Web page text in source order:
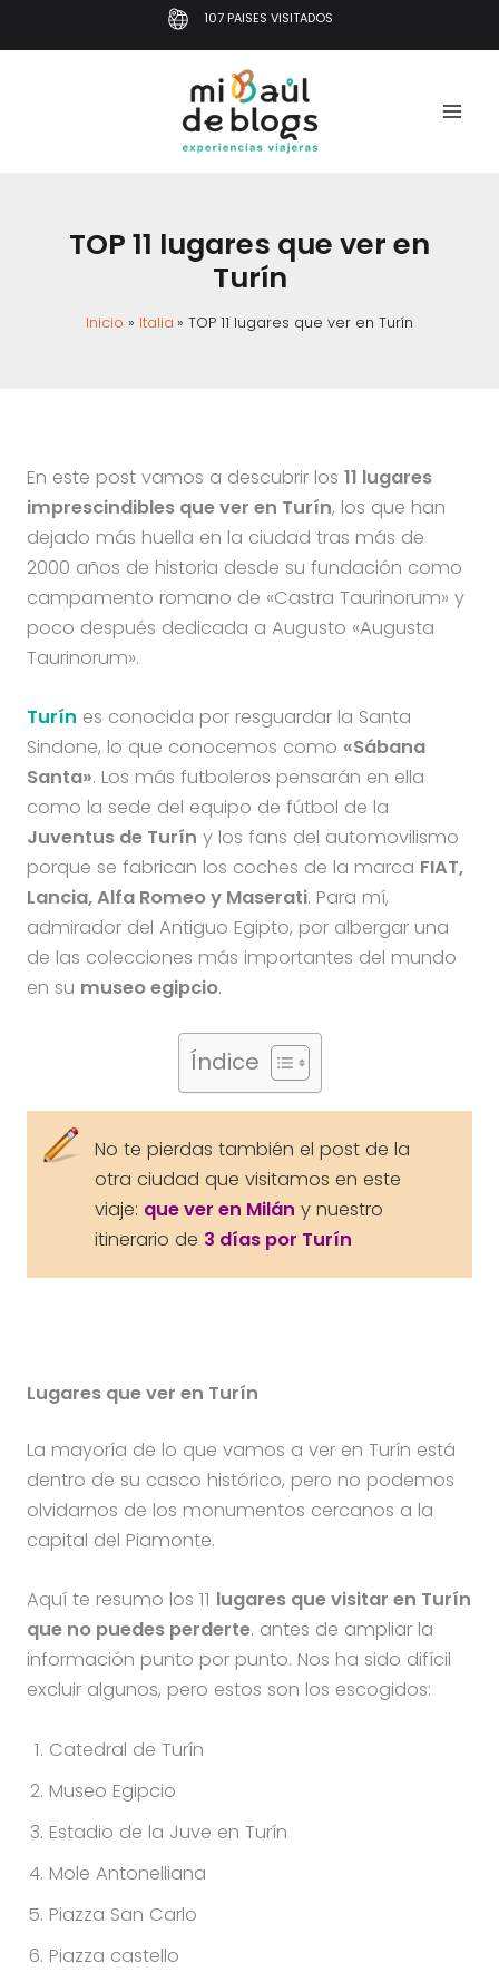
al
107 PAISES VISITADOS
TOP 11 lugares que ver en
Turín
Inicio Italia TOP 11 lugares que ver en Turín
En este post vamos a descubrir los 11 lugares
imprescindibles que ver en Turín, los que han
dejado más huella en la ciudad tras más de
2000 años de historia desde su fundación como
campamento romano de «Castra Taurinorum» y
poco después dedicada a Augusto «Augusta
Taurinorum».
Turín es conocida por resguardar la Santa
Sindone, lo que conocemos como «Sábana
Santa». Los más futboleros pensarán en ella
como la sede del equipo de fútbol de la
Juventus de Turín y los fans del automovilismo
porque se fabrican los coches de la marca FIAT,
Lancia, Alfa Romeo y Maserati. Para mí,
admirador del Antiguo Egipto, por albergar una
de las colecciones más importantes del mundo
en su museo egipcio.
Índice
No te pierdas también el post de la
otra ciudad que visitamos en este
viaje: que ver en Milán y nuestro
itinerario de 3 días por Turín
Lugares que ver en Turín
La mayoría de lo que vamos a ver en Turín está
dentro de su casco histórico, pero no podemos
olvidarnos de los monumentos cercanos a la
capital del Piamonte.
Aquí te resumo los 11 lugares que visitar en Turín
que no puedes perderte. antes de ampliar la
información punto por punto. Nos ha sido difícil
excluir algunos, pero estos son los escogidos:
Catedral de Turín
Museo Egipcio
Estadio de la Juve en Turín
Mole Antonelliana
Piazza San Carlo
Piazza castello